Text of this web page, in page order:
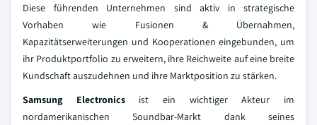
Diese führenden Unternehmen sind aktiv in strategische
Vorhaben wie Fusionen & Übernahmen,
Kapazitätserweiterungen und Kooperationen eingebunden, um
ihr Produktportfolio zu erweitern, ihre Reichweite auf eine breite
Kundschaft auszudehnen und ihre Marktposition zu stärken.
Samsung Electronicsist ein wichtiger Akteur im
nordamerikanischen Soundbar-Markt dank seines